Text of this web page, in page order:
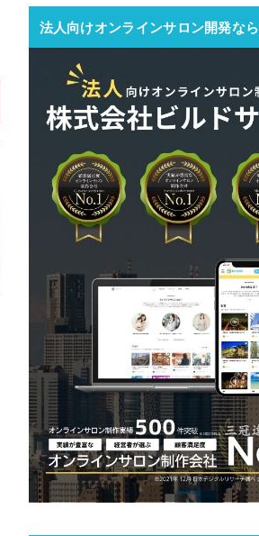
法人向けオンラインサロン開発なら